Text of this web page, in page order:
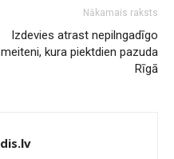
Nākamais raksts
Izdevies atrast nepilngadīgo
meiteni, kura piektdien pazuda
Rīgā